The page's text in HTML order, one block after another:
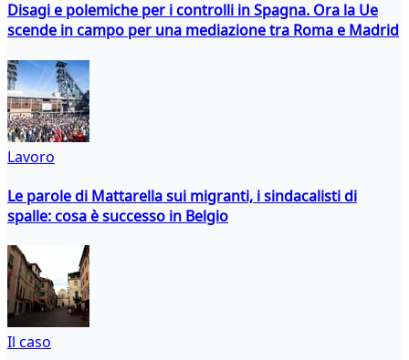
Disagi e polemiche per i controlli in Spagna. Ora la Ue
scende in campo per una mediazione tra Roma e Madrid
Lavoro
Le parole di Mattarella sui migranti, i sindacalisti di
spalle: cosa è successo in Belgio
Il caso